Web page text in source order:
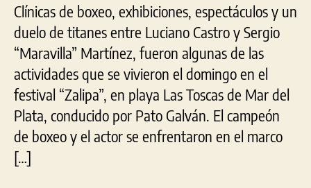
los
Clínicas de boxeo, exhibiciones, espectáculos y un
duelo de titanes entre Luciano Castro y Sergio
“Maravilla” Martínez, fueron algunas de las
actividades que se vivieron el domingo en el
festival “Zalipa”, en playa Las Toscas de Mar del
Plata, conducido por Pato Galván. El campeón
de boxeo y el actor se enfrentaron en el marco
[…]